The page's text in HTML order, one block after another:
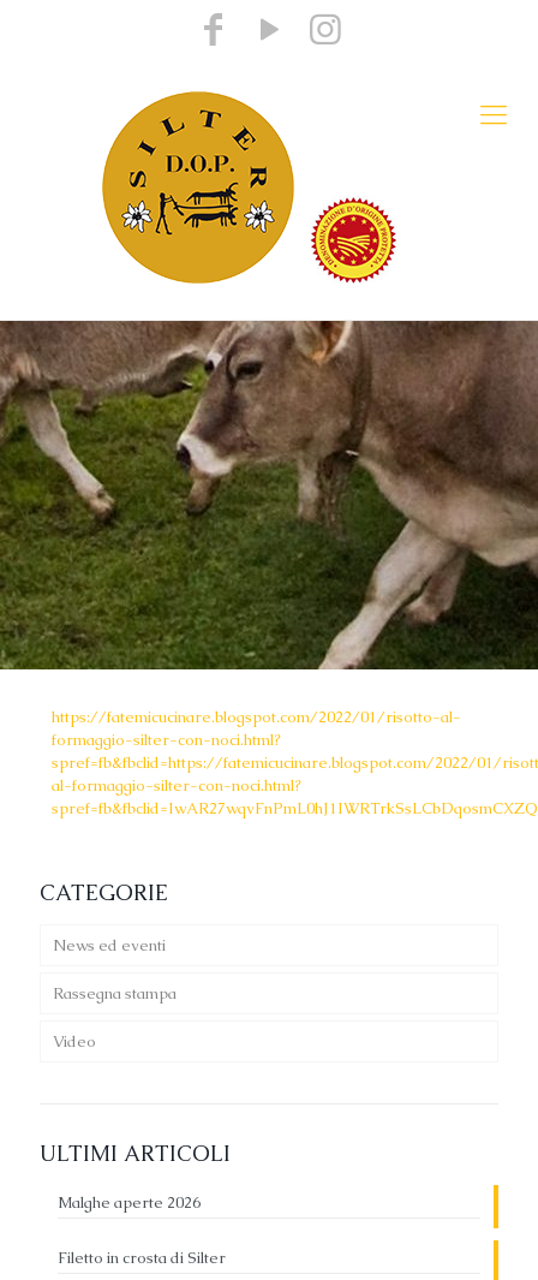
https://fatemicucinare.blogspot.com/2022/01/risotto-al-
formaggio-silter-con-noci.html?
spref=fb&fbclid=https://fatemicucinare.blogspot.com/2022/01/
al-formaggio-silter-con-noci.html?
CATEGORIE
News ed eventi
Rassegna stampa
Video
ULTIMI ARTICOLI
Malghe aperte 2026
Filetto in crosta di Silter